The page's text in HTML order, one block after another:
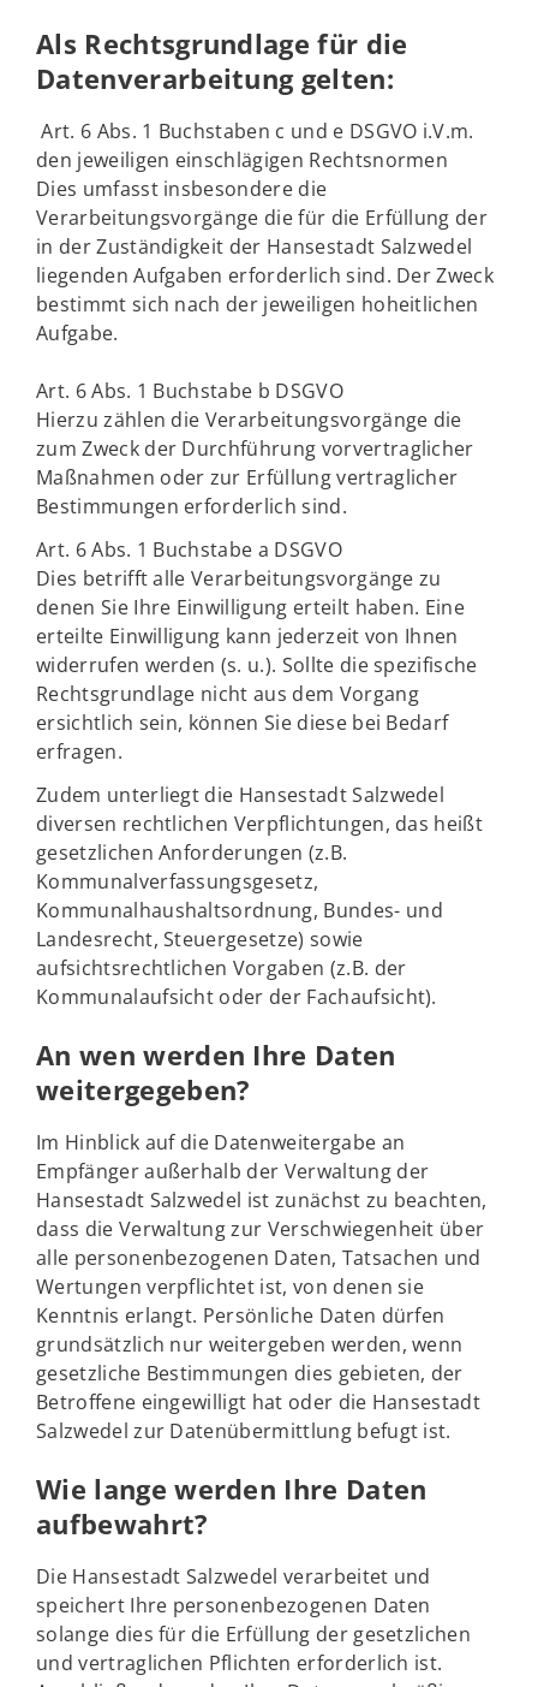
Als Rechtsgrundlage für die
Datenverarbeitung gelten:
Art. 6 Abs. 1 Buchstaben c und e DSGVO i.V.m.
den jeweiligen einschlägigen Rechtsnormen
Dies umfasst insbesondere die
Verarbeitungsvorgänge die für die Erfüllung der
in der Zuständigkeit der Hansestadt Salzwedel
liegenden Aufgaben erforderlich sind. Der Zweck
bestimmt sich nach der jeweiligen hoheitlichen
Aufgabe.
Art. 6 Abs. 1 Buchstabe b DSGVO
Hierzu zählen die Verarbeitungsvorgänge die
zum Zweck der Durchführung vorvertraglicher
Maßnahmen oder zur Erfüllung vertraglicher
Bestimmungen erforderlich sind.
Art. 6 Abs. 1 Buchstabe a DSGVO
Dies betrifft alle Verarbeitungsvorgänge zu
denen Sie Ihre Einwilligung erteilt haben. Eine
erteilte Einwilligung kann jederzeit von Ihnen
widerrufen werden (s. u.). Sollte die spezifische
Rechtsgrundlage nicht aus dem Vorgang
ersichtlich sein, können Sie diese bei Bedarf
erfragen.
Zudem unterliegt die Hansestadt Salzwedel
diversen rechtlichen Verpflichtungen, das heißt
gesetzlichen Anforderungen (z.B.
Kommunalverfassungsgesetz,
Kommunalhaushaltsordnung, Bundes- und
Landesrecht, Steuergesetze) sowie
aufsichtsrechtlichen Vorgaben (z.B. der
Kommunalaufsicht oder der Fachaufsicht).
An wen werden Ihre Daten
weitergegeben?
Im Hinblick auf die Datenweitergabe an
Empfänger außerhalb der Verwaltung der
Hansestadt Salzwedel ist zunächst zu beachten,
dass die Verwaltung zur Verschwiegenheit über
alle personenbezogenen Daten, Tatsachen und
Wertungen verpflichtet ist, von denen sie
Kenntnis erlangt. Persönliche Daten dürfen
grundsätzlich nur weitergeben werden, wenn
gesetzliche Bestimmungen dies gebieten, der
Betroffene eingewilligt hat oder die Hansestadt
Salzwedel zur Datenübermittlung befugt ist.
Wie lange werden Ihre Daten
aufbewahrt?
Die Hansestadt Salzwedel verarbeitet und
speichert Ihre personenbezogenen Daten
solange dies für die Erfüllung der gesetzlichen
und vertraglichen Pflichten erforderlich ist.